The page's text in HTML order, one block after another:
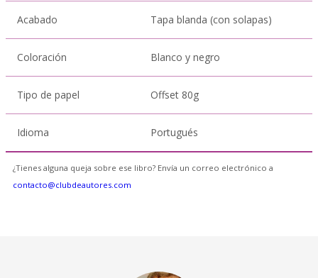
Acabado Tapa blanda (con solapas)
Coloración Blanco y negro
Tipo de papel Offset 80g
Idioma Portugués
¿Tienes alguna queja sobre ese libro? Envía un correo electrónico a
contacto@clubdeautores.com